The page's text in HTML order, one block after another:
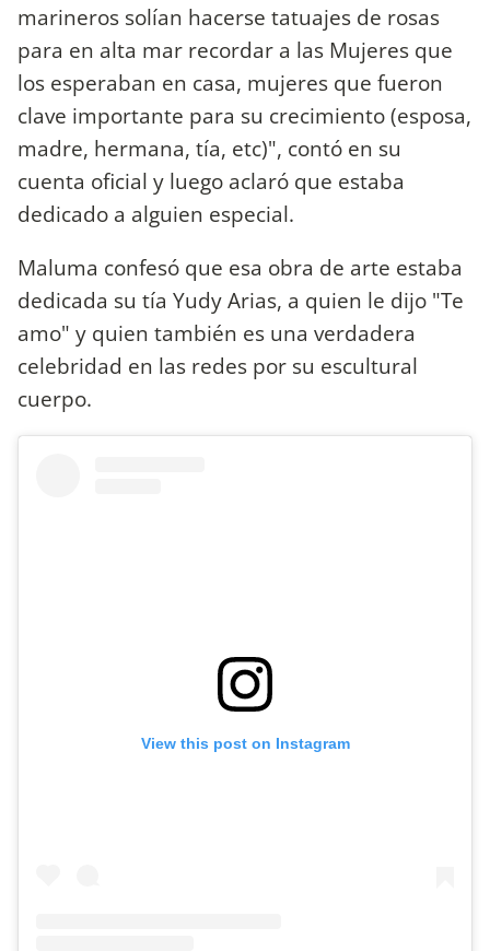
marineros solían hacerse tatuajes de rosas
para en alta mar recordar a las Mujeres que
los esperaban en casa, mujeres que fueron
clave importante para su crecimiento (esposa,
madre, hermana, tía, etc)", contó en su
cuenta oficial y luego aclaró que estaba
dedicado a alguien especial.
Maluma confesó que esa obra de arte estaba
dedicada su tía Yudy Arias, a quien le dijo "Te
amo" y quien también es una verdadera
celebridad en las redes por su escultural
cuerpo.
View this post on Instagram